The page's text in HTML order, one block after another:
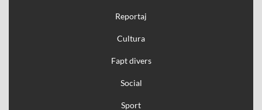
Reportaj
Cultura
Fapt divers
Social
Sport